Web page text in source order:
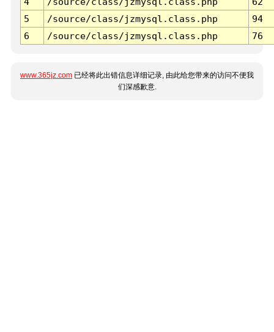
5
/source/class/jzmysql.class.php
94
6
/source/class/jzmysql.class.php 76
www.365jz.com 已经将此出错信息详细记录, 由此给您带来的访问不便我
们深感歉意.